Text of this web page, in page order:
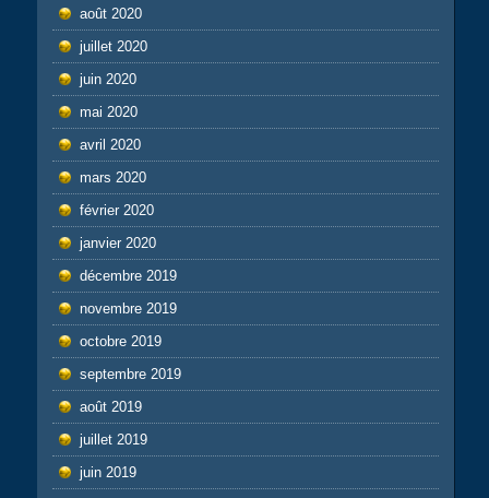
août 2020
juillet 2020
juin 2020
mai 2020
avril 2020
mars 2020
février 2020
janvier 2020
décembre 2019
novembre 2019
octobre 2019
septembre 2019
août 2019
juillet 2019
juin 2019